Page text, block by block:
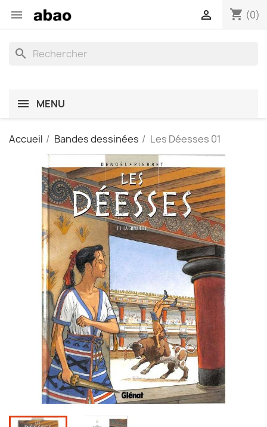
 shopping_cart (0)

search
MENU
Accueil Bandes dessinées Les Déesses 01